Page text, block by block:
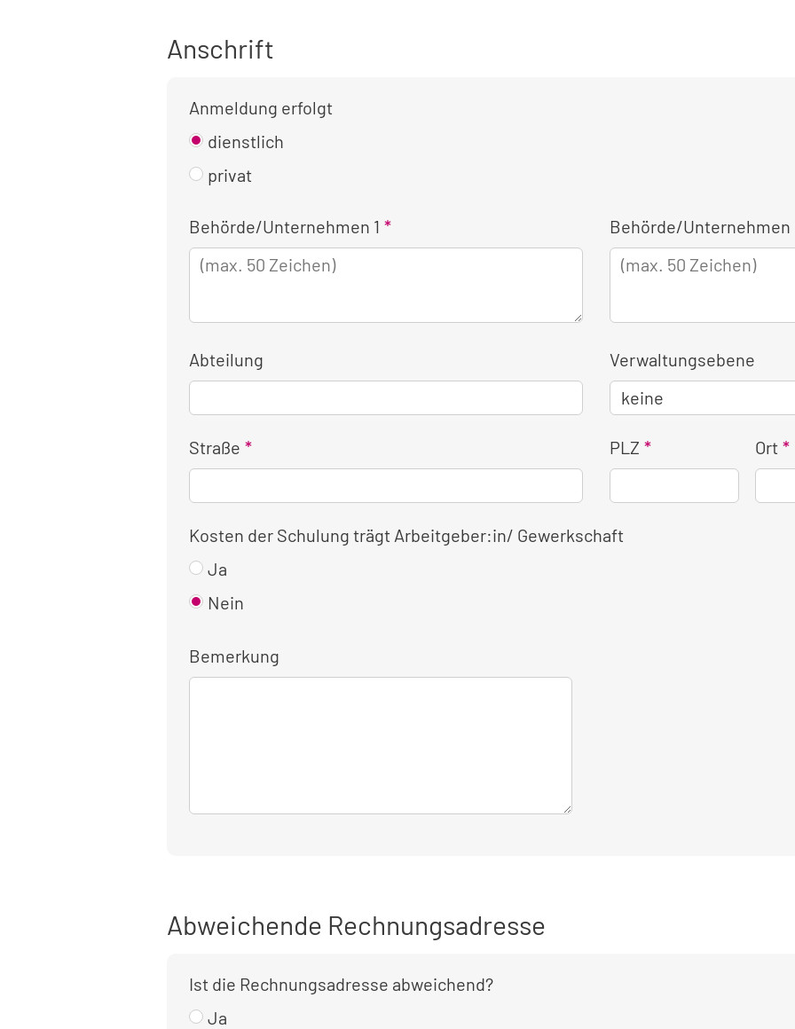
Anschrift
Anmeldung erfolgt
dienstlich
privat
Kontaktinformationen
für
die
Anmeldung
Behörde/Unternehmen 1 Behörde/Unternehmen
Abteilung Verwaltungsebene
Straße PLZ Ort
Kosten der Schulung trägt Arbeitgeber:in/ Gewerkschaft
Ja
Nein
Bemerkung
Abweichende Rechnungsadresse
Ist die Rechnungsadresse abweichend?
Ja